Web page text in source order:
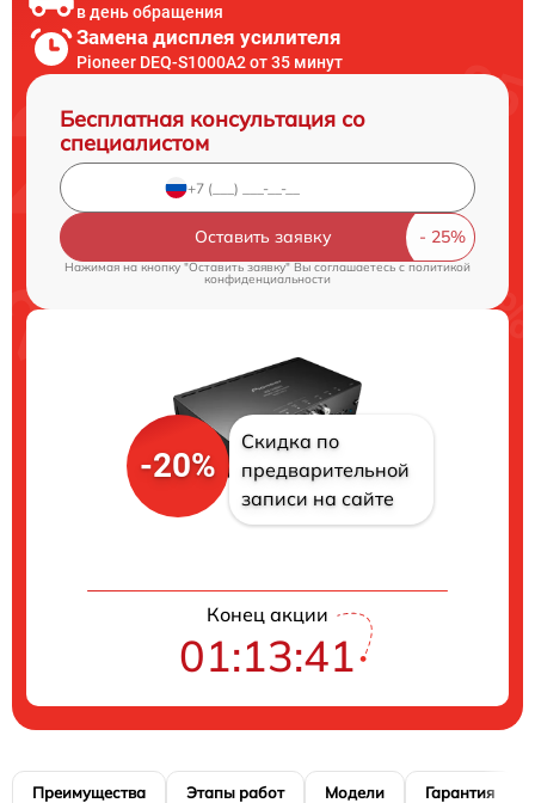
в день обращения
Замена дисплея усилителя
Pioneer DEQ-S1000A2 от 35 минут
Бесплатная консультация со
специалистом
Оставить заявку
Нажимая на кнопку "Оставить заявку" Вы соглашаетесь c политикой
конфиденциальности
-20%
Скидка по
предварительной
записи на сайте
Конец акции
01:13:41
Преимущества Этапы работ Модели Гарантия